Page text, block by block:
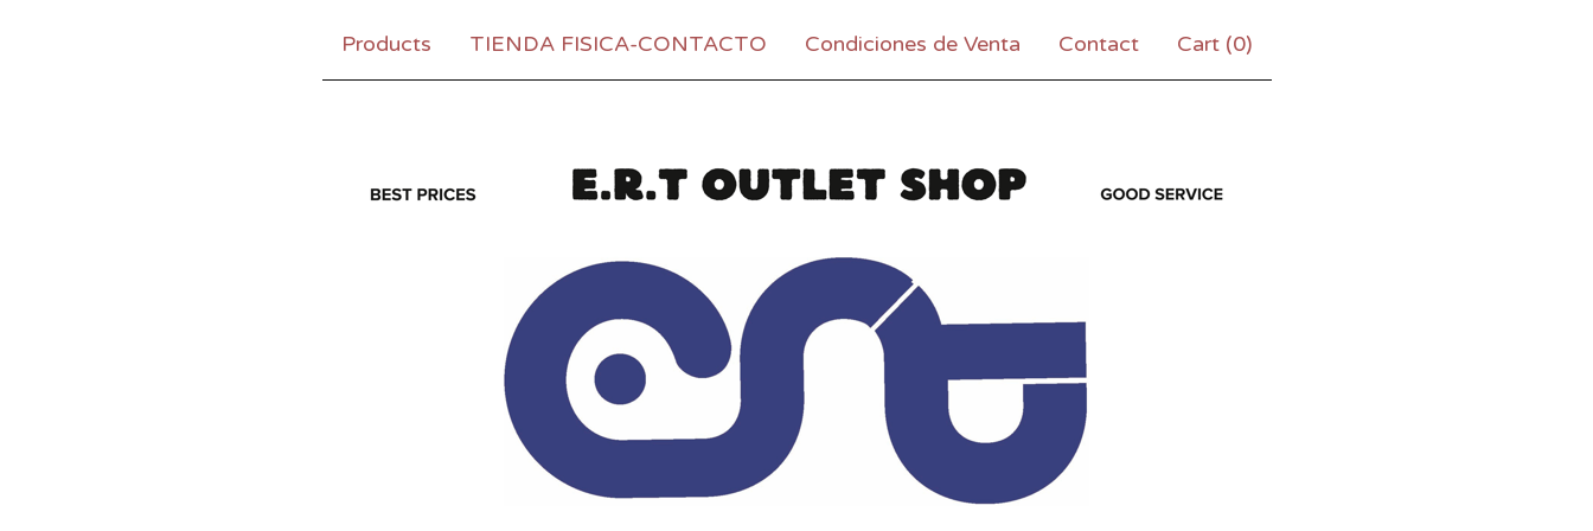
Products TIENDA FISICA-CONTACTO Condiciones de Venta Contact Cart (0)